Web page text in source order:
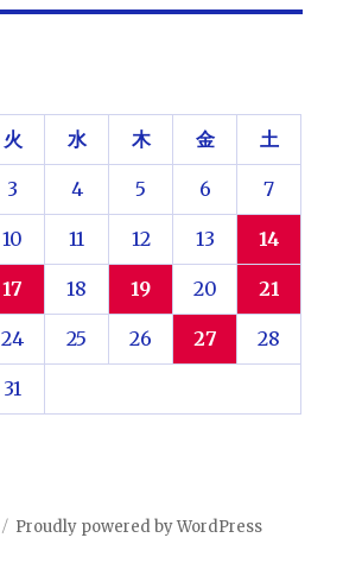
火 水 木 金 土
3 4 5 6 7
10 11 12 13 14
17 18 19 20 21
24 25 26 27 28
31
Proudly powered by WordPress